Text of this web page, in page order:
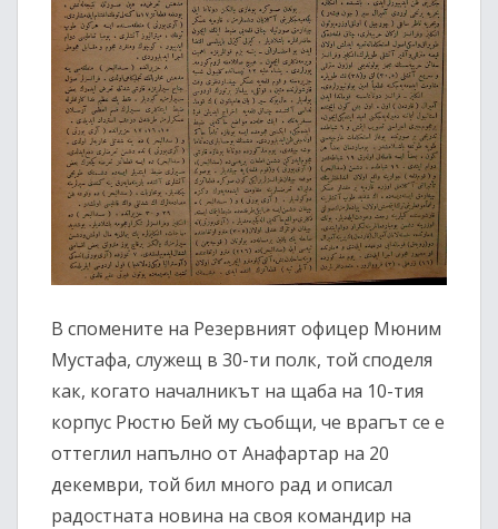
В спомените на Резервният офицер Мюним
Мустафа, служещ в 30-ти полк, той споделя
как, когато началникът на щаба на 10-тия
корпус Рюстю Бей му съобщи, че врагът се е
оттеглил напълно от Анафартар на 20
декември, той бил много рад и описал
радостната новина на своя командир на